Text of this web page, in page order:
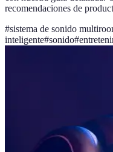
recomendaciones de
#sistema de sonido
inteligente#sonido#